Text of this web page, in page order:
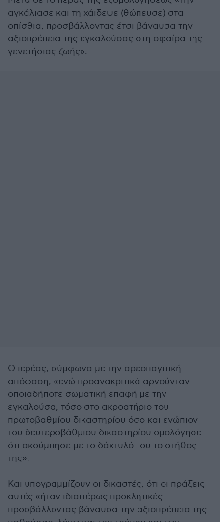
αγκάλιασε και τη χάιδεψε (θώπευσε) στα
οπίσθια, προσβάλλοντας έτσι βάναυσα την
αξιοπρέπεια της εγκαλούσας στη σφαίρα της
γενετήσιας ζωής».
Ο ιερέας, σύμφωνα με την αρεοπαγιτική
απόφαση, «ενώ προανακριτικά αρνούνταν
οποιαδήποτε σωματική επαφή με την
εγκαλούσα, τόσο στο ακροατήριο του
πρωτοβαθμίου δικαστηρίου όσο και ενώπιον
του δευτεροβάθμιου δικαστηρίου ομολόγησε
ότι ακούμπησε με το δάχτυλό του το στήθος
της».
Και υπογραμμίζουν οι δικαστές, ότι οι πράξεις
αυτές «ήταν ιδιαιτέρως προκλητικές
προσβάλλοντας βάναυσα την αξιοπρέπεια της